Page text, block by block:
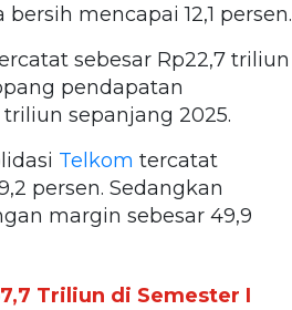
mencapai 12,1 persen.
sebesar Rp22,7 triliun
pendapatan
sepanjang 2025.
Telkom tercatat
persen. Sedangkan
margin sebesar 49,9
Triliun di Semester I